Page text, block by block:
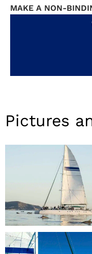
MAKE A NON-
Pictures